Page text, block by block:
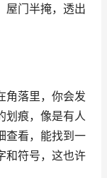
屋门半掩，透出
角落里，你会发
划痕，像是有人
查看，能找到一
和符号，这也许